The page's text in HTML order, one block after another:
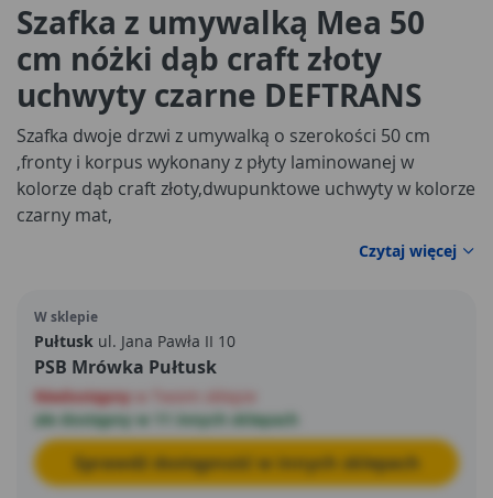
Szafka z umywalką Mea 50
cm nóżki dąb craft złoty
uchwyty czarne DEFTRANS
Szafka dwoje drzwi z umywalką o szerokości 50 cm
,fronty i korpus wykonany z płyty laminowanej w
kolorze dąb craft złoty,dwupunktowe uchwyty w kolorze
czarny mat,
Czytaj więcej
W sklepie
Pułtusk ul. Jana Pawła II 10
PSB Mrówka Pułtusk
Niedostępny
ale dostępny w 11 innych sklepach
Sprawdź dostępność w innych sklepach